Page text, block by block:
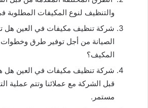
والتنظيف لنوع المكيفات المطلوبة
شركة تنظيف مكيفات في العين هل
الصيانة من أجل توفير طرق
المكيف؟
شركة تنظيف مكيفات في العين هل
قبل الشركة مع عملائنا وتتم عملية
مستمر.